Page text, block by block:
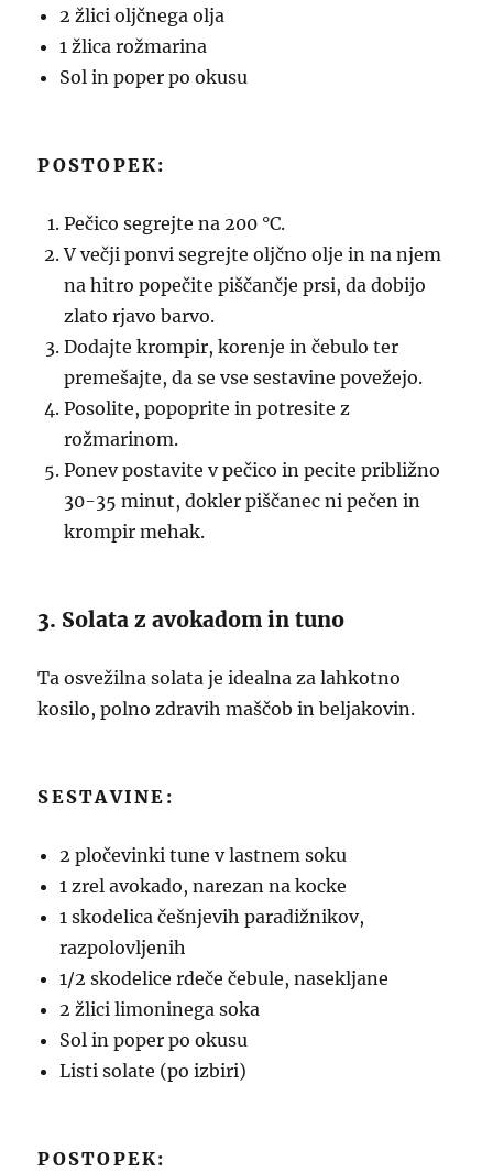
2 žlici oljčnega olja
1 žlica rožmarina
Sol in poper po okusu
POSTOPEK:
Pečico segrejte na 200 °C.
V večji ponvi segrejte oljčno olje in na njem
na hitro popečite piščančje prsi, da dobijo
zlato rjavo barvo.
Dodajte krompir, korenje in čebulo ter
premešajte, da se vse sestavine povežejo.
Posolite, popoprite in potresite z
rožmarinom.
Ponev postavite v pečico in pecite približno
30-35 minut, dokler piščanec ni pečen in
krompir mehak.
3. Solata z avokadom in tuno
Ta osvežilna solata je idealna za lahkotno
kosilo, polno zdravih maščob in beljakovin.
SESTAVINE:
2 pločevinki tune v lastnem soku
1 zrel avokado, narezan na kocke
1 skodelica češnjevih paradižnikov,
razpolovljenih
1/2 skodelice rdeče čebule, nasekljane
2 žlici limoninega soka
Sol in poper po okusu
Listi solate (po izbiri)
POSTOPEK: